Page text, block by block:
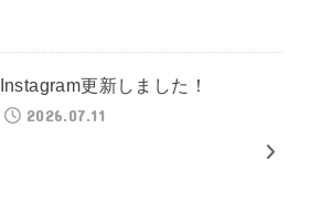
Instagram更新しました！
2026.07.11